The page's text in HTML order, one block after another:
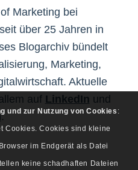
Marketing bei
über 25 Jahren in
Blogarchiv bündelt
Marketing,
Aktuelle
auf LinkedIn und
. und zur Nutzung von Cookies :
Cookies. Cookies sind kleine
im Endgerät als Datei
keine schadhaften Dateien